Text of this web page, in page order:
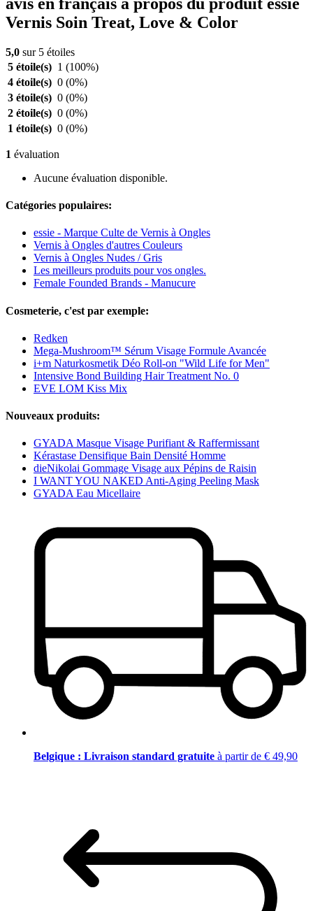
Vernis Soin Treat, Love & Color
5,0 sur 5 étoiles
5 étoile(s) 1 (100%)
4 étoile(s) 0 (0%)
3 étoile(s) 0 (0%)
2 étoile(s) 0 (0%)
1 étoile(s) 0 (0%)
1 évaluation
Aucune évaluation disponible.
Catégories populaires:
essie - Marque Culte de Vernis à Ongles
Vernis à Ongles d'autres Couleurs
Vernis à Ongles Nudes / Gris
Les meilleurs produits pour vos ongles.
Female Founded Brands - Manucure
Cosmeterie, c'est par exemple:
Redken
Mega-Mushroom™ Sérum Visage Formule Avancée
i+m Naturkosmetik Déo Roll-on "Wild Life for Men"
Intensive Bond Building Hair Treatment No. 0
EVE LOM Kiss Mix
Nouveaux produits:
GYADA Masque Visage Purifiant & Raffermissant
Kérastase Densifique Bain Densité Homme
dieNikolai Gommage Visage aux Pépins de Raisin
I WANT YOU NAKED Anti-Aging Peeling Mask
GYADA Eau Micellaire
Belgique : Livraison standard gratuite à partir de € 49,90